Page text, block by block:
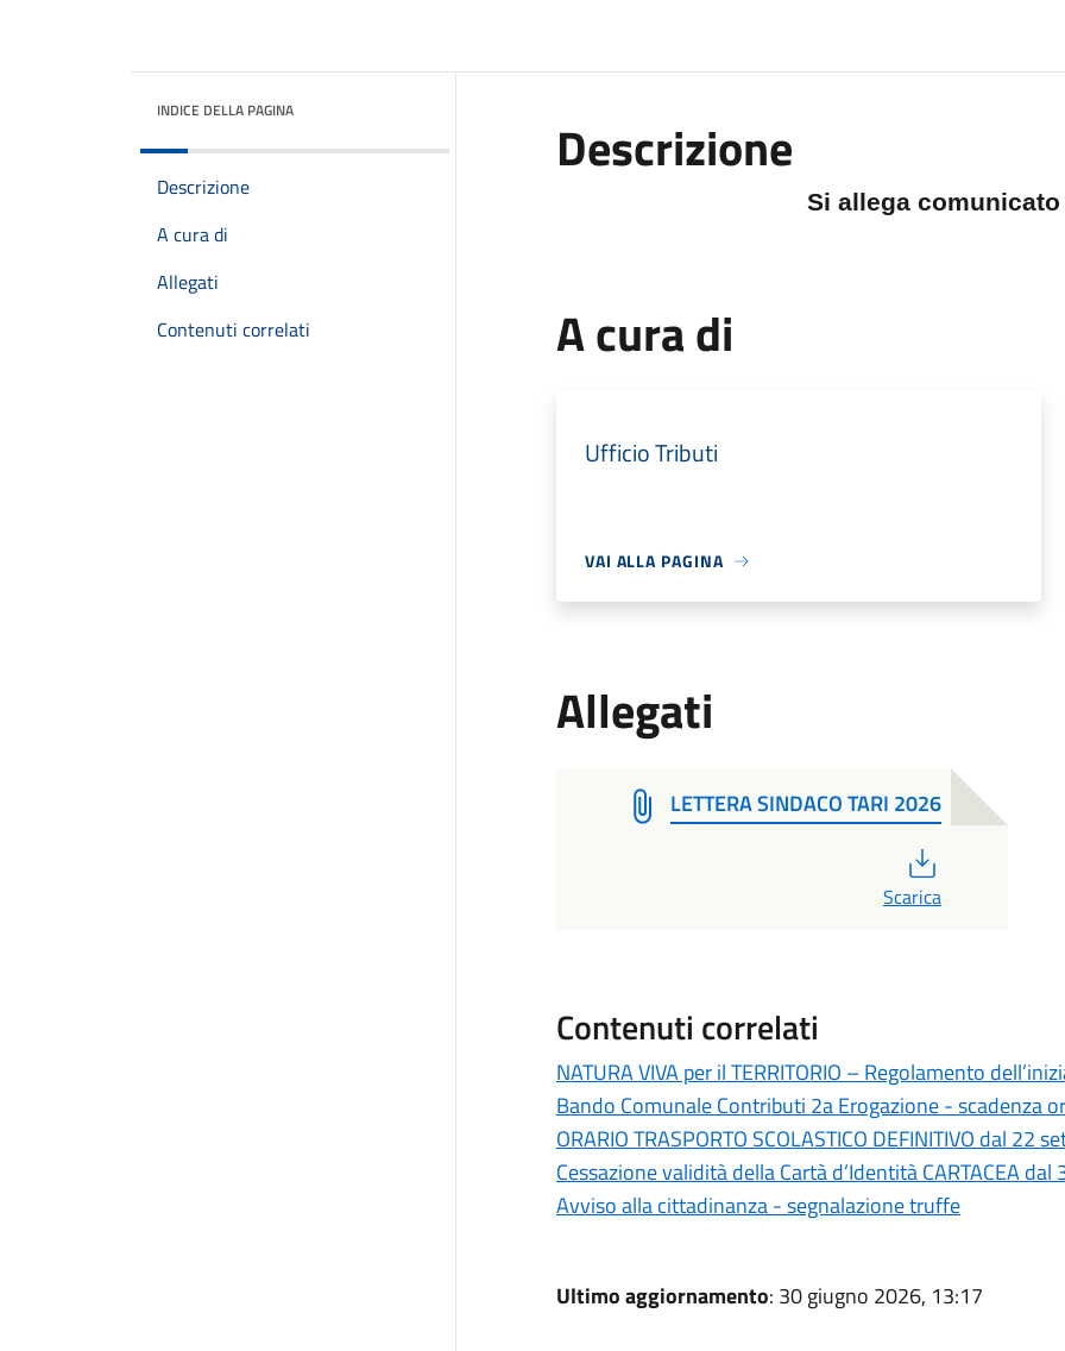
INDICE DELLA PAGINA
Descrizione
A cura di
Allegati
Contenuti correlati
Descrizione
Si allega
A cura di
Ufficio Tributi
VAI ALLA PAGINA
Allegati
LETTERA SINDACO TARI 2026
Scarica
Contenuti correlati
NATURA VIVA per il TERRITORIO – Regolamento
Bando Comunale Contributi 2a Erogazione - scadenza
ORARIO TRASPORTO SCOLASTICO DEFINITIVO dal
Cessazione validità della Cartà d’Identità CARTACEA
Avviso alla cittadinanza - segnalazione truffe
Ultimo aggiornamento: 30 giugno 2026, 13:17